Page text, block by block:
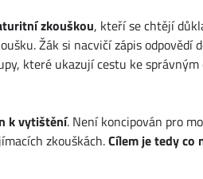
zkouškou, kteří se chtějí
Žák si nacvičí zápis odpovědí
které ukazují cestu ke správným
k vytištění. Není koncipován pro
zkouškách.Cílem je tedy co